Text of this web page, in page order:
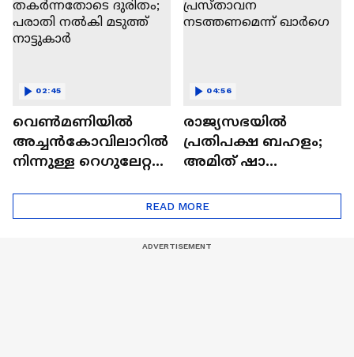
വെൺമണിയിൽ
അച്ചൻകോവിലാറിൽ
നിന്നുള്ള റെഗുലേറ്റർ
നൽകി മടുത്ത്
02:45
രാജ്യസഭയിൽ
പ്രതിപക്ഷ ബഹളം;
അമിത് ഷാ
പ്രസ്‌താവന
നടത്തണമെന്ന്
04:56
READ MORE